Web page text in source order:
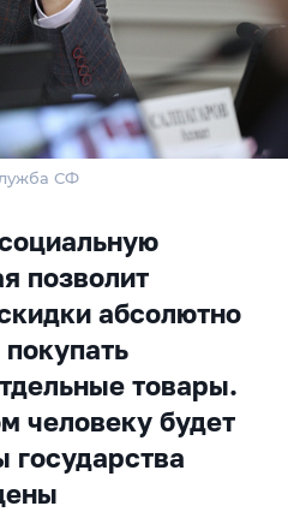
СФ
позволит
абсолютно
товары.
человеку будет
государства